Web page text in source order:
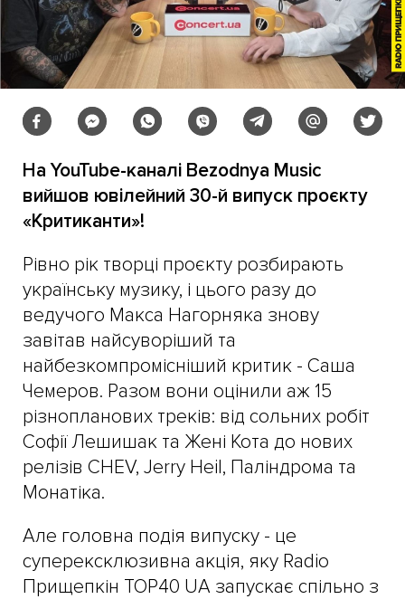
На YouTube-каналі Bezodnya Music
вийшов ювілейний 30-й випуск проєкту
«Критиканти»!
Рівно рік творці проєкту розбирають
українську музику, і цього разу до
ведучого Макса Нагорняка знову
завітав найсуворіший та
найбезкомпромісніший критик - Саша
Чемеров. Разом вони оцінили аж 15
різнопланових треків: від сольних робіт
Софії Лешишак та Жені Кота до нових
релізів CHEV, Jerry Heil, Паліндрома та
Монатіка.
Але головна подія випуску - це
суперексклюзивна акція, яку Radio
Прищепкін TOP40 UA запускає спільно з